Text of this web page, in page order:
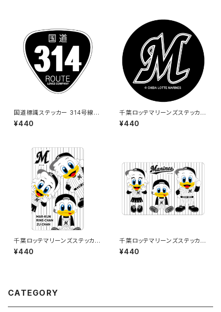
国道標識ステッカー 314号線
（ブラック）
¥440
千葉ロッテマリーンズステッカー
6
¥440
千葉ロッテマリーンズステッカー
11
¥440
千葉ロッテマリーンズステッカー
10
¥440
CATEGORY